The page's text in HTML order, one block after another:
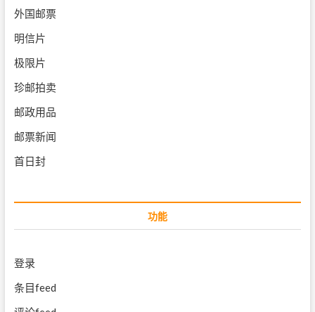
外国邮票
明信片
极限片
珍邮拍卖
邮政用品
邮票新闻
首日封
功能
登录
条目feed